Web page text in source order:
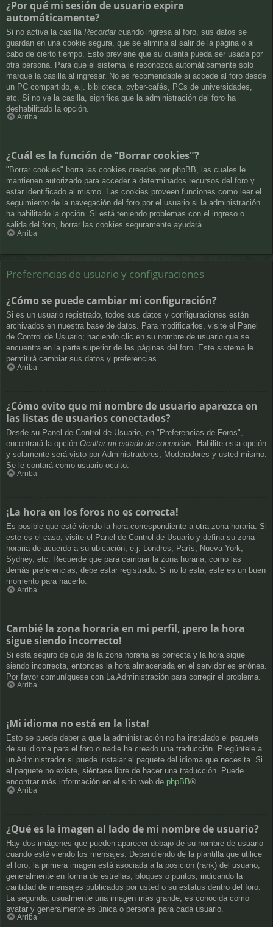
¿Por qué mi sesión de usuario expira
automáticamente?
Si no activa la casilla Recordarcuando ingresa al foro, sus datos se
guardan en una cookie segura, que se elimina al salir de la página o al
cabo de cierto tiempo. Esto previene que su cuenta pueda ser usada por
otra persona. Para que el sistema le reconozca automáticamente solo
marque la casilla al ingresar. No es recomendable si accede al foro desde
un PC compartido, e.j. biblioteca, cyber-cafés, PCs de universidades,
etc. Si no ve la casilla, significa que la administración del foro ha
deshabilitado la opción.
Arriba
¿Cuál es la función de "Borrar cookies"?
"Borrar cookies" borra las cookies creadas por phpBB, las cuales le
mantienen autorizado para acceder a determinados recursos del foro y
estar identificado al mismo. Las cookies proveen funciones como leer el
seguimiento de la navegación del foro por el usuario si la administración
ha habilitado la opción. Si está teniendo problemas con el ingreso o
salida del foro, borrar las cookies seguramente ayudará.
Arriba
Preferencias de usuario y configuraciones
¿Cómo se puede cambiar mi configuración?
Si es un usuario registrado, todos sus datos y configuraciones están
archivados en nuestra base de datos. Para modificarlos, visite el Panel
de Control de Usuario; haciendo clic en su nombre de usuario que se
encuentra en la parte superior de las páginas del foro. Este sistema le
permitirá cambiar sus datos y preferencias.
Arriba
¿Cómo evito que mi nombre de usuario aparezca en
las listas de usuarios conectados?
Desde su Panel de Control de Usuario, en "Preferencias de Foros",
encontrará la opción Ocultar mi estado de conexións . Habilite esta opción
y solamente será visto por Administradores, Moderadores y usted mismo.
Se le contará como usuario oculto.
Arriba
¡La hora en los foros no es correcta!
Es posible que esté viendo la hora correspondiente a otra zona horaria. Si
este es el caso, visite el Panel de Control de Usuario y defina su zona
horaria de acuerdo a su ubicación, e.j. Londres, París, Nueva York,
Sydney, etc. Recuerde que para cambiar la zona horaria, como las
demás preferencias, debe estar registrado. Si no lo está, este es un buen
momento para hacerlo.
Arriba
Cambié la zona horaria en mi perfil, ¡pero la hora
sigue siendo incorrecto!
Si está seguro de que de la zona horaria es correcta y la hora sigue
siendo incorrecta, entonces la hora almacenada en el servidor es errónea.
Por favor comuníquese con La Administración para corregir el problema.
Arriba
¡Mi idioma no está en la lista!
Esto se puede deber a que la administración no ha instalado el paquete
de su idioma para el foro o nadie ha creado una traducción. Pregúntele a
un Administrador si puede instalar el paquete del idioma que necesita. Si
el paquete no existe, siéntase libre de hacer una traducción. Puede
encontrar más información en el sitio web de phpBB®
Arriba
¿Qué es la imagen al lado de mi nombre de usuario?
Hay dos imágenes que pueden aparecer debajo de su nombre de usuario
cuando esté viendo los mensajes. Dependiendo de la plantilla que utilice
el foro, la primera imagen está asociada a la posición (rank) del usuario,
generalmente en forma de estrellas, bloques o puntos, indicando la
cantidad de mensajes publicados por usted o su estatus dentro del foro.
La segunda, usualmente una imagen más grande, es conocida como
avatar y generalmente es única o personal para cada usuario.
Arriba